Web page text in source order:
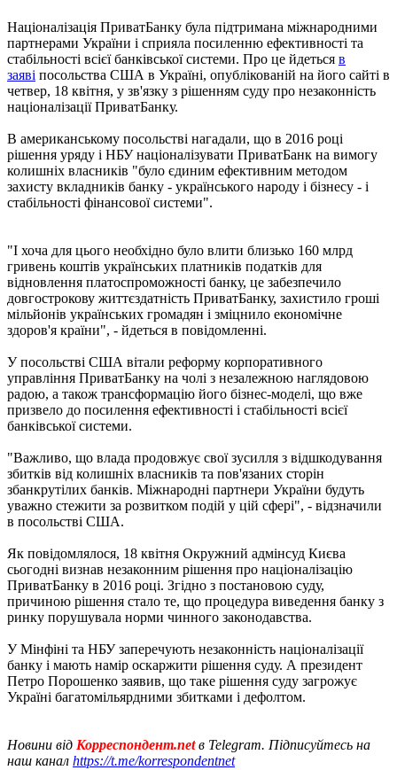
Націоналізація ПриватБанку була підтримана міжнародними
партнерами України і сприяла посиленню ефективності та
стабільності всієї банківської системи. Про це йдеться в
заяві посольства США в Україні, опублікованій на його сайті в
четвер, 18 квітня, у зв'язку з рішенням суду про незаконність
націоналізації ПриватБанку.
В американському посольстві нагадали, що в 2016 році
рішення уряду і НБУ націоналізувати ПриватБанк на вимогу
колишніх власників "було єдиним ефективним методом
захисту вкладників банку - українського народу і бізнесу - і
стабільності фінансової системи".
"І хоча для цього необхідно було влити близько 160 млрд
гривень коштів українських платників податків для
відновлення платоспроможності банку, це забезпечило
довгострокову життєздатність ПриватБанку, захистило гроші
мільйонів українських громадян і зміцнило економічне
здоров'я країни", - йдеться в повідомленні.
У посольстві США вітали реформу корпоративного
управління ПриватБанку на чолі з незалежною наглядовою
радою, а також трансформацію його бізнес-моделі, що вже
призвело до посилення ефективності і стабільності всієї
банківської системи.
"Важливо, що влада продовжує свої зусилля з відшкодування
збитків від колишніх власників та пов'язаних сторін
збанкрутілих банків. Міжнародні партнери України будуть
уважно стежити за розвитком подій у цій сфері", - відзначили
в посольстві США.
Як повідомлялося, 18 квітня Окружний адмінсуд Києва
сьогодні визнав незаконним рішення про націоналізацію
ПриватБанку в 2016 році. Згідно з постановою суду,
причиною рішення стало те, що процедура виведення банку з
ринку порушувала норми чинного законодавства.
У Мінфіні та НБУ заперечують незаконність націоналізації
банку і мають намір оскаржити рішення суду. А президент
Петро Порошенко заявив, що таке рішення суду загрожує
Україні багатомільярдними збитками і дефолтом.
Новини від Корреспондент.netв Telegram. Підписуйтесь на
наш канал https://t.me/korrespondentnet